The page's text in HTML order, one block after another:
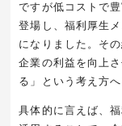
ですが低コストで
登場し、福利厚生
になりました。そ
企業の利益を向上
る」という考え方
具体的に言えば、